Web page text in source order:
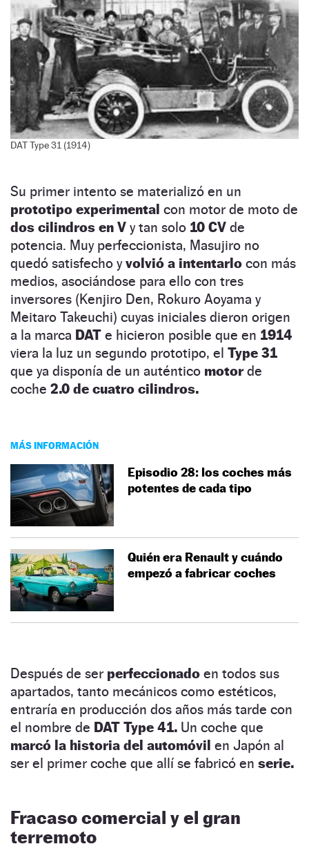
DAT Type 31 (1914)
Su primer intento se materializó en un
prototipo experimental con motor de moto de
dos cilindros en V y tan solo 10 CV de
potencia. Muy perfeccionista, Masujiro no
quedó satisfecho yvolvió a intentarlo con más
medios, asociándose para ello con tres
inversores (Kenjiro Den, Rokuro Aoyama y
Meitaro Takeuchi) cuyas iniciales dieron origen
a la marca DAT e hicieron posible que en 1914
viera la luz un segundo prototipo, el Type 31
que ya disponía de un auténtico motorde
coche 2.0 de cuatro cilindros.
MÁS INFORMACIÓN
Episodio 28: los coches más
potentes de cada tipo
Quién era Renault y cuándo
empezó a fabricar coches
Después de ser perfeccionado en todos sus
apartados, tanto mecánicos como estéticos,
entraría en producción dos años más tarde con
el nombre de DAT Type 41. Un coche que
marcó la historia del automóvil en Japón al
ser el primer coche que allí se fabricó en serie.
Fracaso comercial y el gran
terremoto